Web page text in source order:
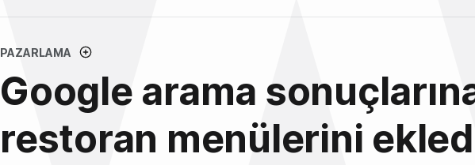
PAZARLAMA
Google arama
restoran menülerini